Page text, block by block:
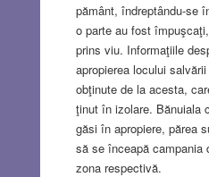
pământ, îndreptându-se
o parte au fost
prins viu. Informaţiile
apropierea locului
obţinute de la acesta,
ţinut în izolare. Bănuiala
găsi în apropiere, părea
să se înceapă
zona respectivă.